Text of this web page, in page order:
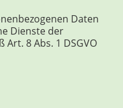
Daten
Dienste der
8 Abs. 1 DSGVO